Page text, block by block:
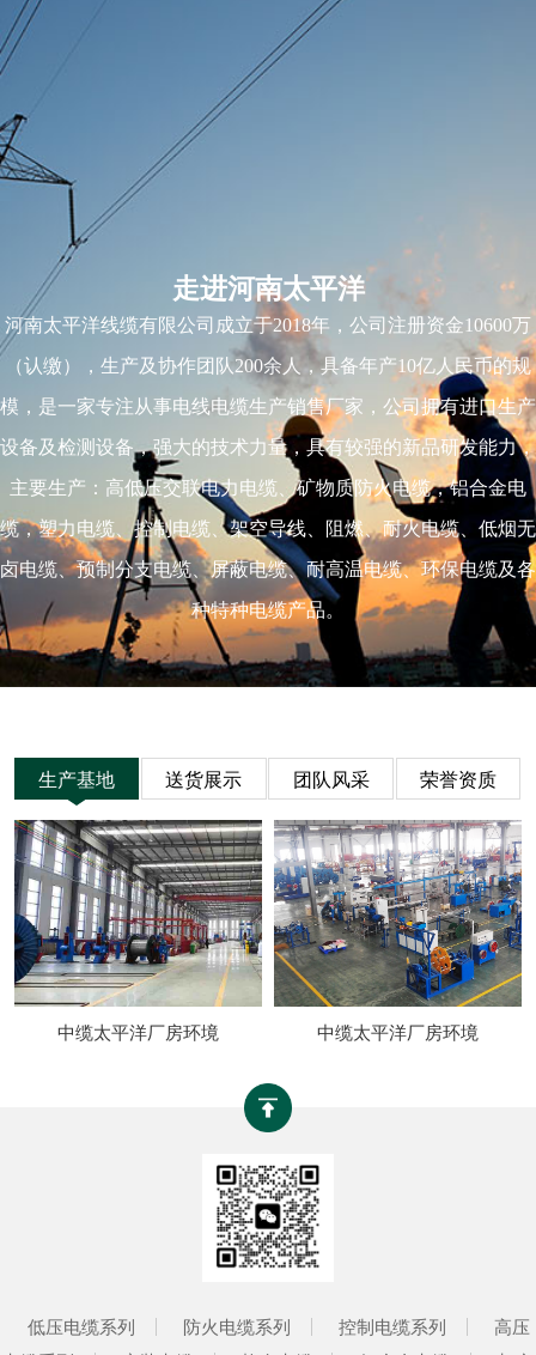
走进河南太平洋
河南太平洋线缆有限公司成立于2018年，公司注册资金10600万
（认缴），生产及协作团队200余人，具备年产10亿人民币的规
模，是一家专注从事电线电缆生产销售厂家，公司拥有进口生产
设备及检测设备，强大的技术力量，具有较强的新品研发能力，
主要生产：高低压交联电力电缆、矿物质防火电缆，铝合金电
缆，塑力电缆、控制电缆、架空导线、阻燃、耐火电缆、低烟无
卤电缆、预制分支电缆、屏蔽电缆、耐高温电缆、环保电缆及各
种特种电缆产品。
生产基地 送货展示 团队风采 荣誉资质
中缆太平洋厂房环境 中缆太平洋厂房环境
低压电缆系列 防火电缆系列 控制电缆系列
高压